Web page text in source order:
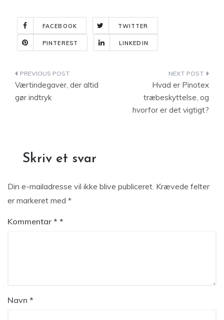
FACEBOOK TWITTER
PINTEREST LINKEDIN
Indlægsnavigation
Værtindegaver, der altid
gør indtryk
Hvad er Pinotex
træbeskyttelse, og
hvorfor er det vigtigt?
Skriv et svar
Din e-mailadresse vil ikke blive publiceret. Krævede felter
er markeret med *
Kommentar *
Navn *